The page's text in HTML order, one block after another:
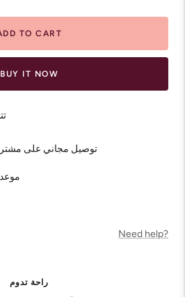
TO CART
BUY IT NOW
توصيل مجاني على مشتريات بقيمة
Need help?
راحة تدوم